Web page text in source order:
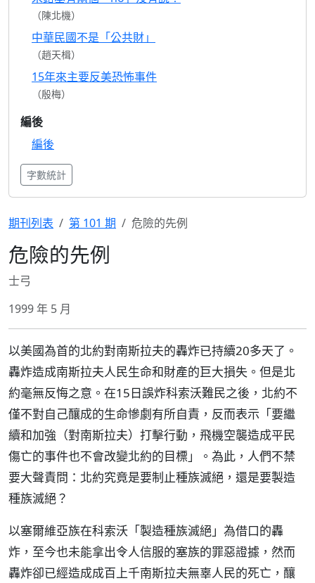
（陳北機）
中華民國不是「公共財」
（趙天楫）
15年來主要反美恐怖事件
（殷梅）
編後
編後
字數統計
期刊列表 第 101 期 危險的先例
危險的先例
士弓
1999 年 5 月
以美國為首的北約對南斯拉夫的轟炸已持續20多天了。
轟炸造成南斯拉夫人民生命和財產的巨大損失。但是北
約毫無反悔之意。在15日誤炸科索沃難民之後，北約不
僅不對自己釀成的生命慘劇有所自責，反而表示「要繼
續和加強（對南斯拉夫）打擊行動，飛機空襲造成平民
傷亡的事件也不會改變北約的目標」。為此，人們不禁
要大聲責問：北約究竟是要制止種族滅絕，還是要製造
種族滅絕？
以塞爾維亞族在科索沃「製造種族滅絕」為借口的轟
炸，至今也未能拿出令人信服的塞族的罪惡證據，然而
轟炸卻已經造成成百上千南斯拉夫無辜人民的死亡，釀